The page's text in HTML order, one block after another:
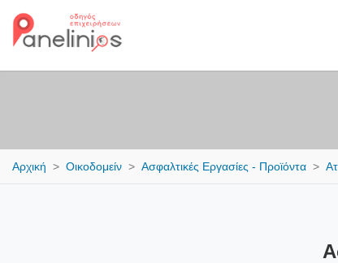
Αρχική Οικοδομείν Ασφαλτικές Εργασίες - Προϊόντα